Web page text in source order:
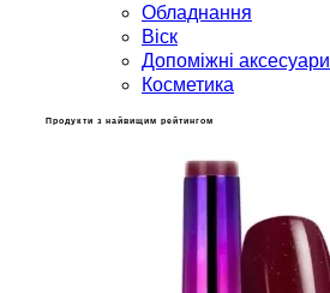
Обладнання
Віск
Допоміжні аксесуари
Косметика
Продукти з найвищим рейтингом